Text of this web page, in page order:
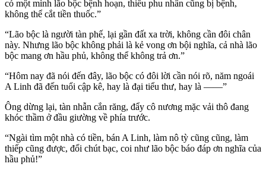
có một mình lão bộc bệnh hoạn, thiếu phu nhân cũng bị bệnh,
không thể cắt tiền thuốc.”
“Lão bộc là người tàn phế, lại gần đất xa trời, không cần đôi chân
này. Nhưng lão bộc không phải là kẻ vong ơn bội nghĩa, cả nhà lão
bộc mang ơn hầu phủ, không thể không trả ơn.”
“Hôm nay đã nói đến đây, lão bộc có đôi lời cần nói rõ, năm ngoái
A Linh đã đến tuổi cập kê, hay là đại tiểu thư, hay là ——”
Ông dừng lại, tàn nhẫn cắn răng, đẩy cô nương mặc vải thô đang
khóc thầm ở đầu giường về phía trước.
“Ngài tìm một nhà có tiền, bán A Linh, làm nô tỳ cũng cũng, làm
thiếp cũng được, đổi chút bạc, coi như lão bộc báo đáp ơn nghĩa của
hầu phủ!”